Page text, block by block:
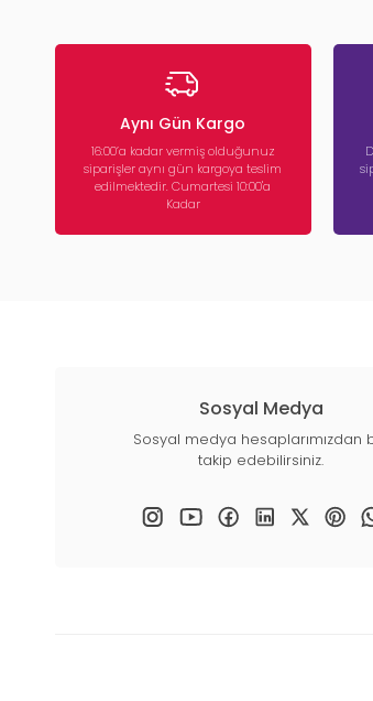
Aynı Gün Kargo
16:00’a kadar vermiş olduğunuz
siparişler aynı gün kargoya teslim
edilmektedir. Cumartesi 10:00'a
Kadar
Sosyal Medya
Sosyal medya hesaplarımızdan
takip edebilirsiniz.